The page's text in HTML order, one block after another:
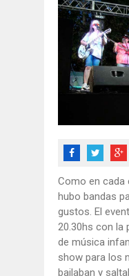
Como en cada
hubo bandas
gustos. El
20.30hs con la
de música
show para los
bailaban y